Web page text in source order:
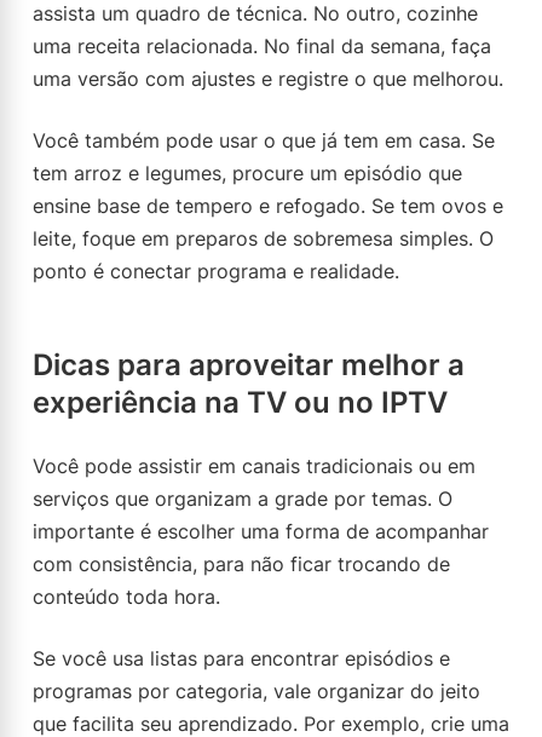
assista um quadro de técnica. No outro, cozinhe
uma receita relacionada. No final da semana, faça
uma versão com ajustes e registre o que melhorou.
Você também pode usar o que já tem em casa. Se
tem arroz e legumes, procure um episódio que
ensine base de tempero e refogado. Se tem ovos e
leite, foque em preparos de sobremesa simples. O
ponto é conectar programa e realidade.
Dicas para aproveitar melhor a
experiência na TV ou no IPTV
Você pode assistir em canais tradicionais ou em
serviços que organizam a grade por temas. O
importante é escolher uma forma de acompanhar
com consistência, para não ficar trocando de
conteúdo toda hora.
Se você usa listas para encontrar episódios e
programas por categoria, vale organizar do jeito
que facilita seu aprendizado. Por exemplo, crie uma